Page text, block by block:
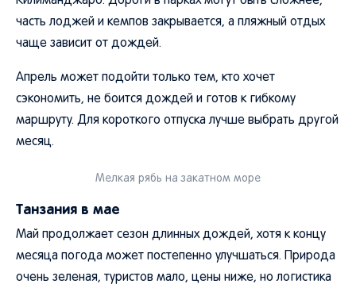
часть лоджей и кемпов закрывается, а пляжный отдых
чаще зависит от дождей.
Апрель может подойти только тем, кто хочет
сэкономить, не боится дождей и готов к гибкому
маршруту. Для короткого отпуска лучше выбрать другой
месяц.
Мелкая рябь на закатном море
Танзания в мае
Май продолжает сезон длинных дождей, хотя к концу
месяца погода может постепенно улучшаться. Природа
очень зеленая, туристов мало, цены ниже, но логистика